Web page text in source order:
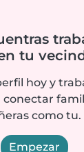
tu
hoy y
conectar
como tu.
Empezar